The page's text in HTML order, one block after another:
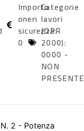
Importo
oneri
sicurezza:
0
Categorie
lavori
(DPR
2000):
0000 -
NON
PRESENTE
N. 2 - Potenza